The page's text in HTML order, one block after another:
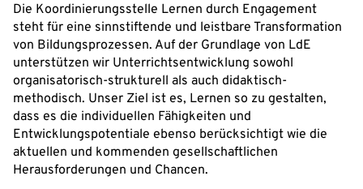
Die Koordinierungsstelle Lernen durch Engagement
steht für eine sinnstiftende und leistbare Transformation
von Bildungsprozessen. Auf der Grundlage von LdE
unterstützen wir Unterrichtsentwicklung sowohl
organisatorisch-strukturell als auch didaktisch-
methodisch. Unser Ziel ist es, Lernen so zu gestalten,
dass es die individuellen Fähigkeiten und
Entwicklungspotentiale ebenso berücksichtigt wie die
aktuellen und kommenden gesellschaftlichen
Herausforderungen und Chancen.